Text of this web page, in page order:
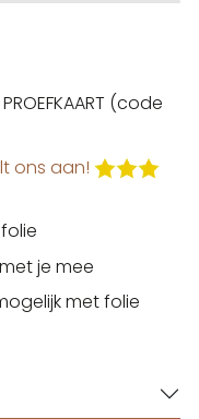
(code
ons aan!
je mee
met folie